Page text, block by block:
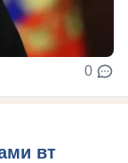
0
вт